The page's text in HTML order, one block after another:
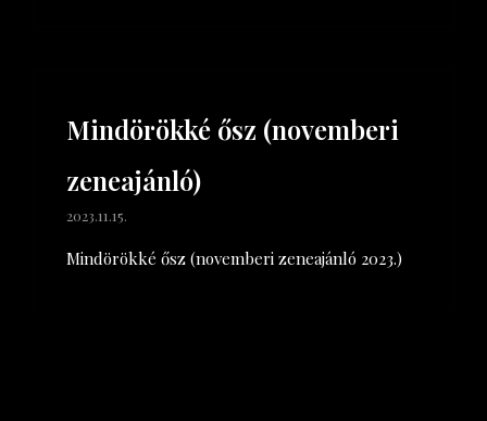
Mindörökké ősz (novemberi
zeneajánló)
2023.11.15.
Mindörökké ősz (novemberi zeneajánló 2023.)